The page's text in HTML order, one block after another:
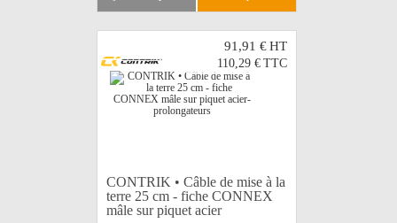
91,91 €HT
110,29 € TTC
CONTRIK • Câble de mise à la
terre 25 cm - fiche CONNEX
mâle sur piquet acier